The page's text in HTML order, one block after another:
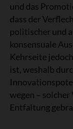
und das
dass der
politischer und
konsensuale
Kehrseite
ist, weshalb
wegen –
Entfaltung